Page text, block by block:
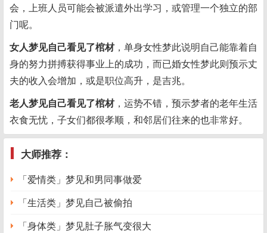
会，上班人员可能会被派遣外出学习，或管理一个独立的部
门呢。
女人梦见自己看见了棺材，单身女性梦此说明自己能靠着自
身的努力拼搏获得事业上的成功，而已婚女性梦此则预示丈
夫的收入会增加，或是职位高升，是吉兆。
老人梦见自己看见了棺材，运势不错，预示梦者的老年生活
衣食无忧，子女们都很孝顺，和邻居们往来的也非常好。
大师推荐：
「爱情类」梦见和男同事做爱
「生活类」梦见自己被偷拍
「身体类」梦见肚子胀气变很大